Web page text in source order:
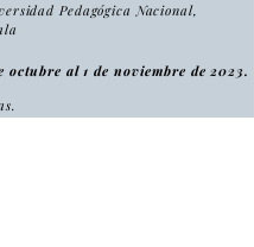
Pedagógica Nacional,
octubre al 1 de noviembre de 2023.